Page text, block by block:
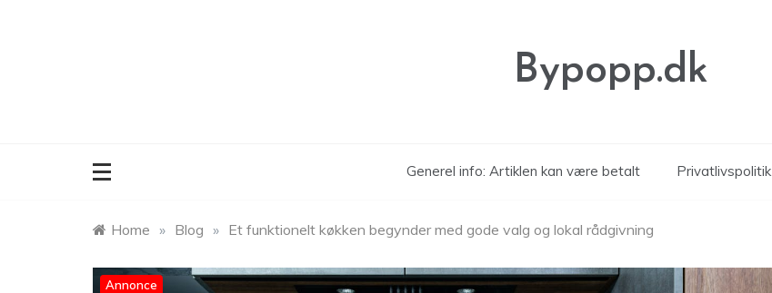
Bypopp.dk
Generel info: Artiklen kan være betalt Privatlivspolitik
Home » Blog » Et funktionelt køkken begynder med gode valg og lokal rådgivning
Annonce